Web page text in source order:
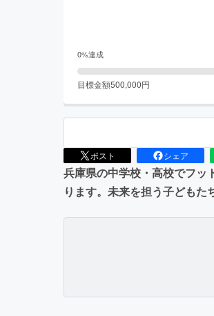
0%達成
目標金額500,000円
ポスト シェア
兵庫県の中学校・高校でフッ
ります。未来を担う子ども